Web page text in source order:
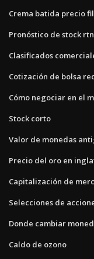
Crema batida precio
Pronóstico de stock rtn
Clasificados
Cotización de bolsa
Cómo negociar en el
Stock corto
Valor de monedas
Precio del oro en
Capitalización de
Selecciones de
Donde cambiar
Caldo de ozono